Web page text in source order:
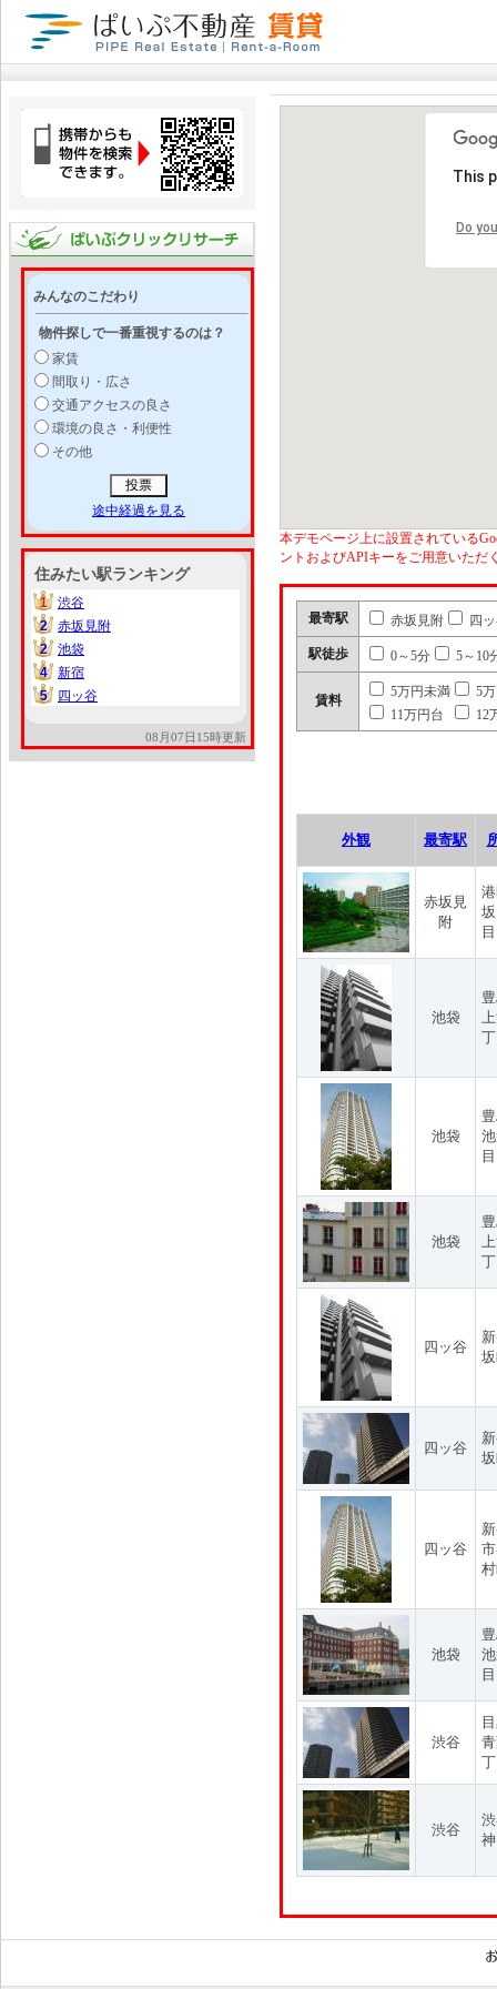
みんなのこだわり
物件探しで一番重視するのは？
家賃
間取り・広さ
交通アクセスの良さ
環境の良さ・利便性
その他
途中経過を見る
住みたい駅ランキング
1
1
渋谷
2
2
赤坂見附
2
2
池袋
4
4
新宿
5
5 四ッ谷
08月07日15時更新
This
Do
本デモページ上に設置されている
ントおよびAPIキーをご用意いただ
最寄駅 赤坂見附 四
駅徒歩 0～5分 5～10
賃料
5万円未満
5
11万円台
12
外観 最寄駅
赤坂見
附
目
池袋
池袋
目
池袋
四ッ谷
四ッ谷
四ッ谷
池袋
渋谷
渋谷